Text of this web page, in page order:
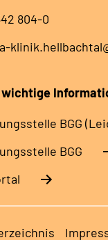
804-0
BGG
BGG